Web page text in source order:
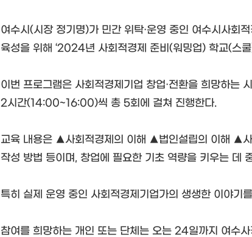
여수시(시장 정기명)가 민간 위탁·운영 중인 여수시사회
육성을 위해 ‘2024년 사회적경제 준비(워밍업) 학교(스쿨
이번 프로그램은 사회적경제기업 창업·전환을 희망하
2시간(14:00~16:00)씩 총 5회에 걸쳐 진행한다.
교육 내용은 ▲사회적경제의 이해 ▲법인설립의 이해 ▲
작성 방법 등이며, 창업에 필요한 기초 역량을 키우는 데
특히 실제 운영 중인 사회적경제기업가의 생생한 이야기
참여를 희망하는 개인 또는 단체는 오는 24일까지 여